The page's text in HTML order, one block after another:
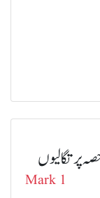
پرتگالیوں
Mark 1